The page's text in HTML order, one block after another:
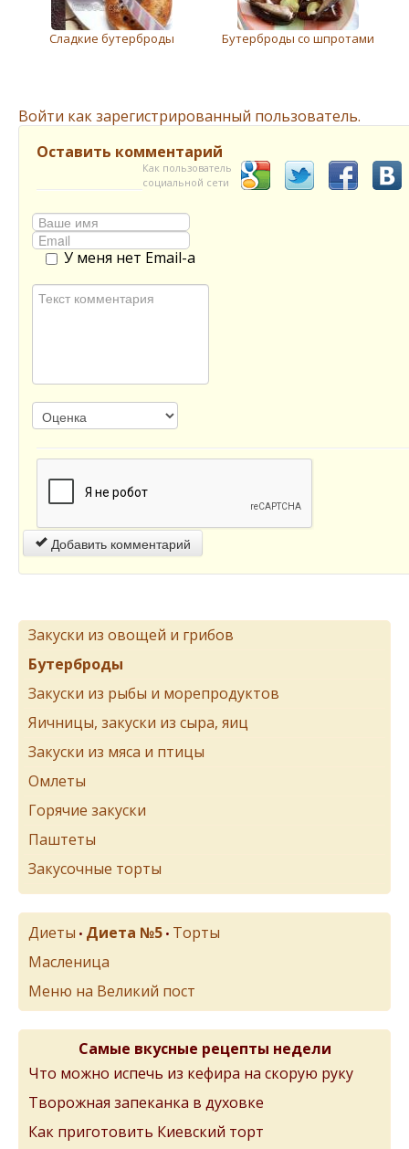
Сладкие бутерброды Бутерброды со шпротами
Войти как зарегистрированный пользователь.
Оставить комментарий
Как пользователь
социальной сети
У меня нет Email-а
Добавить комментарий
Закуски из овощей и грибов
Бутерброды
Закуски из рыбы и морепродуктов
Яичницы, закуски из сыра, яиц
Закуски из мяса и птицы
Омлеты
Горячие закуски
Паштеты
Закусочные торты
Диеты • Диета №5 • Торты
Масленица
Меню на Великий пост
Самые вкусные рецепты недели
Что можно испечь из кефира на скорую руку
Творожная запеканка в духовке
Как приготовить Киевский торт